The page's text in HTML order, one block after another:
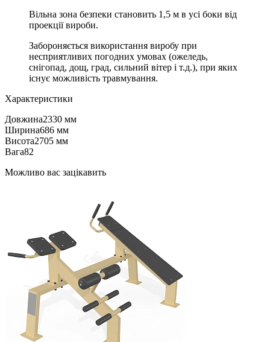
Вільна зона безпеки становить 1,5 м в усі боки від
проекції вироби.
Забороняється використання виробу при
несприятливих погодних умовах (ожеледь,
снігопад, дощ, град, сильний вітер і т.д.), при яких
існує можливість травмування.
Характеристики
Довжина2330 мм
Ширина686 мм
Висота2705 мм
Вага82
Можливо вас зацікавить